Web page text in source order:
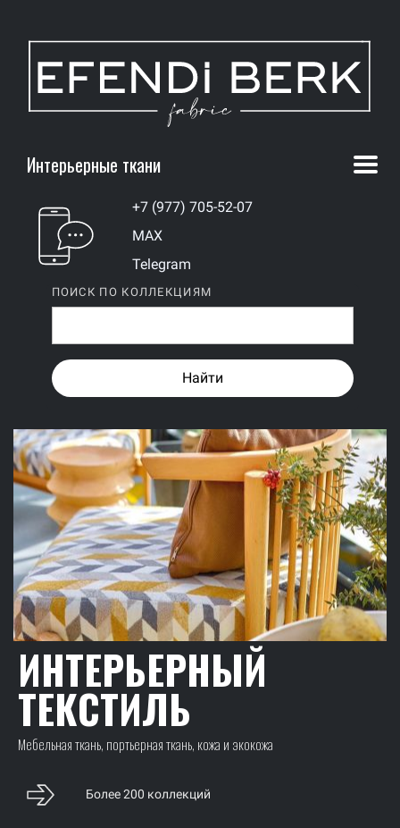
Интерьерные ткани
+7 (977) 705-52-07
MAX
Telegram
ПОИСК ПО КОЛЛЕКЦИЯМ
Найти
ИНТЕРЬЕРНЫЙ
ТЕКСТИЛЬ
Мебельная ткань, портьерная ткань, кожа и экокожа
Более 200 коллекций